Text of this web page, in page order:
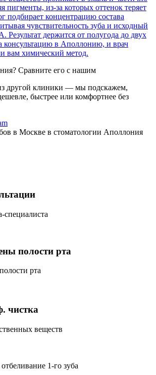
пигменты, из-за которых оттенок теряет
подбирает концентрацию состава
чувствительность зуба и исходный
Результат держится от полугода до двух
консультацию в Аполлонию, и врач
вам химический метод.
Сравните его с нашим
другой клиники — мы подскажем,
быстрее или комфортнее без
специалиста
полости рта
рта
чистка
веществ
1-го зуба